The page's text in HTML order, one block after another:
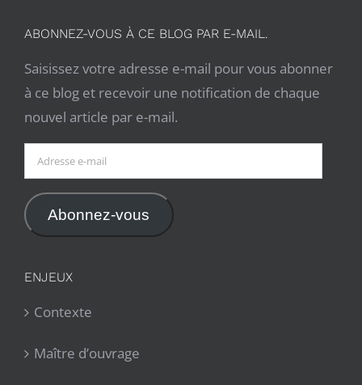
ABONNEZ-VOUS À CE BLOG PAR E-MAIL.
Saisissez votre adresse e-mail pour vous abonner
à ce blog et recevoir une notification de chaque
nouvel article par e-mail.
Adresse
e-
mail
Abonnez-vous
ENJEUX
Contexte
Maître d’ouvrage